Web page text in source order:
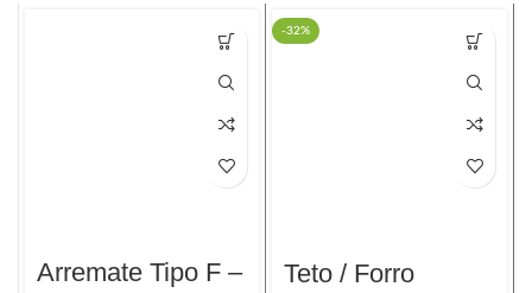
Arremate Tipo F –
-32%
Teto / Forro